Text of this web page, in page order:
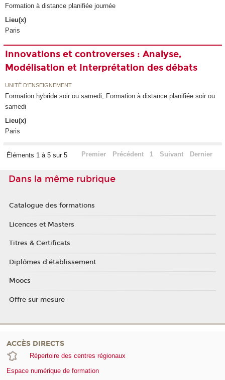
Formation à distance planifiée journée
Lieu(x)
Paris
Innovations et controverses : Analyse,
Modélisation et Interprétation des débats
UNITÉ D’ENSEIGNEMENT
Formation hybride soir ou samedi, Formation à distance planifiée soir ou
samedi
Lieu(x)
Paris
Éléments 1 à 5 sur 5 Premier Précédent 1 Suivant Dernier
Dans la même rubrique
Catalogue des formations
Licences et Masters
Titres & Certificats
Diplômes d'établissement
Moocs
Offre sur mesure
ACCÈS DIRECTS
Répertoire des centres régionaux
Espace numérique de formation